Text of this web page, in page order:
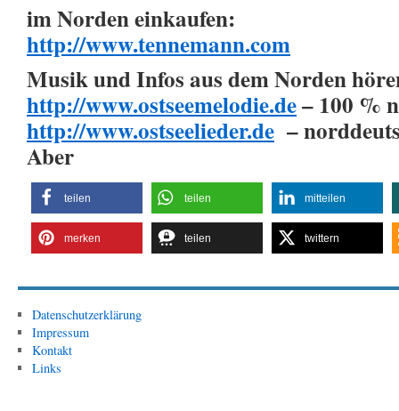
im Norden einkaufen:
http://www.tennemann.com
Musik und Infos aus dem Norden
http://www.ostseemelodie.de– 100 %
http://www.ostseelieder.de –
Aber
teilen teilen mitteilen
merken teilen twittern
Datenschutzerklärung
Impressum
Kontakt
Links